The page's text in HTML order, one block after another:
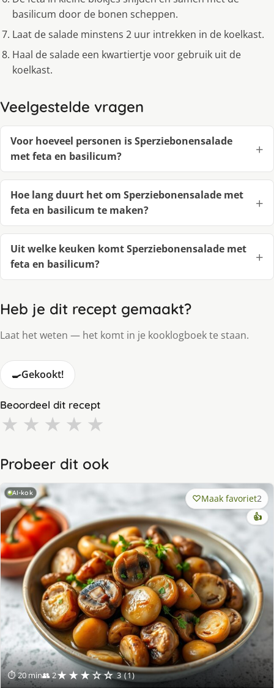
basilicum door de bonen scheppen.
Laat de salade minstens 2 uur intrekken in de koelkast.
Haal de salade een kwartiertje voor gebruik uit de
koelkast.
Veelgestelde vragen
Voor hoeveel personen is Sperziebonensalade
met feta en basilicum?
Hoe lang duurt het om Sperziebonensalade met
feta en basilicum te maken?
Uit welke keuken komt Sperziebonensalade met
feta en basilicum?
Heb je dit recept gemaakt?
Laat het weten — het komt in je kooklogboek te staan.
🍳Gekookt!
Beoordeel dit recept
★ ★ ★ ★ ★
Probeer dit ook
AI-kok
⏱ 20 min👥 2★★★☆☆ 3 (1)
Maak favoriet2
👍